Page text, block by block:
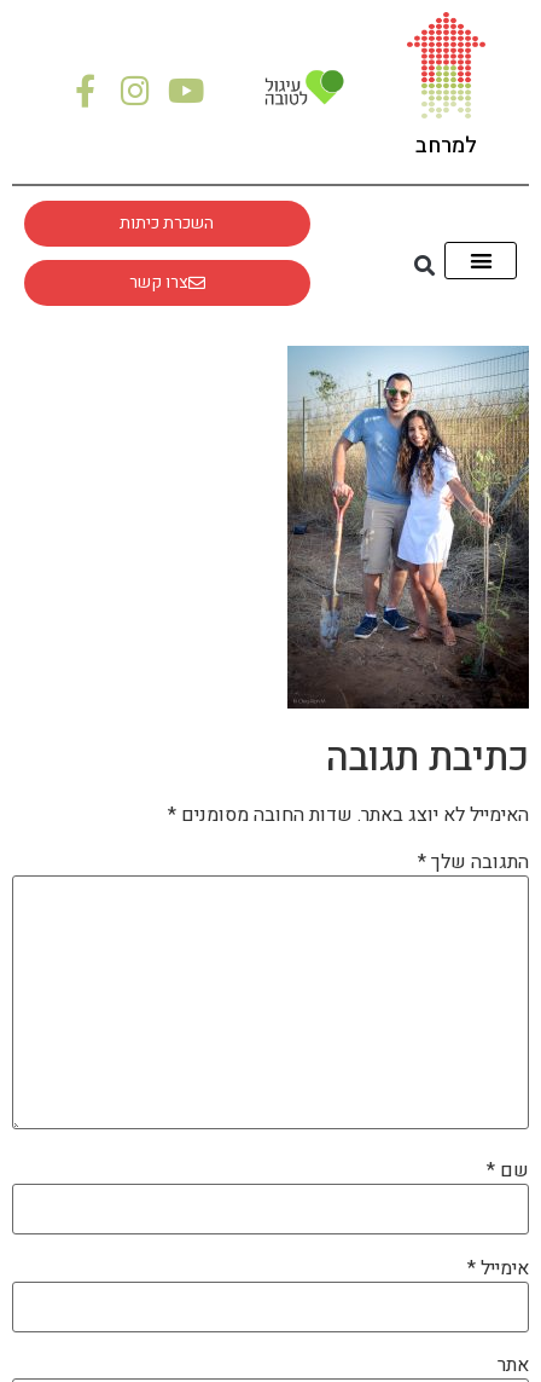
למרחב
השכרת כיתות
צרו קשר
כתיבת תגובה
האימייל לא יוצג באתר. שדות החובה מסומנים *
התגובה שלך*
שם *
אימייל*
אתר